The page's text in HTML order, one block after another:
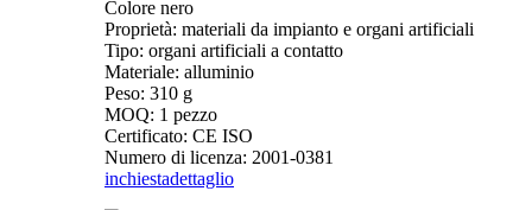
Colore nero
Proprietà: materiali da impianto e organi artificiali
Tipo: organi artificiali a contatto
Materiale: alluminio
Peso: 310 g
MOQ: 1 pezzo
Certificato: CE ISO
Numero di licenza: 2001-0381
inchiestadettaglio